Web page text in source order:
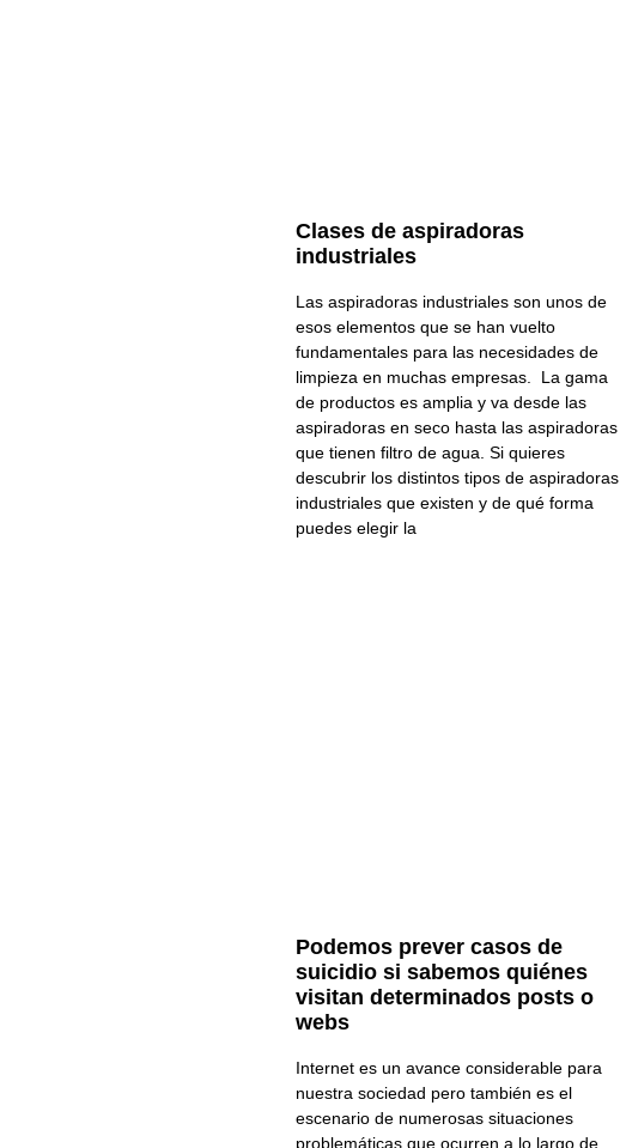
Clases de aspiradoras
industriales
Las aspiradoras industriales son unos de
esos elementos que se han vuelto
fundamentales para las necesidades de
limpieza en muchas empresas. La gama
de productos es amplia y va desde las
aspiradoras en seco hasta las aspiradoras
que tienen filtro de agua. Si quieres
descubrir los distintos tipos de aspiradoras
industriales que existen y de qué forma
puedes elegir la
Podemos prever casos de
suicidio si sabemos quiénes
visitan determinados posts o
webs
Internet es un avance considerable para
nuestra sociedad pero también es el
escenario de numerosas situaciones
problemáticas que ocurren a lo largo de